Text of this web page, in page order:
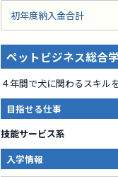
初年度納入金合計
ペットビジネス総合
４年間で犬に関わるスキル
目指せる仕事
技能サービス系
入学情報